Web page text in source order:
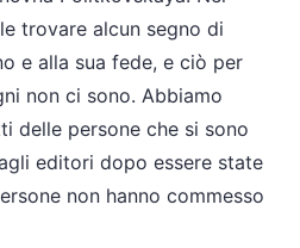
trovare alcun segno di
e alla sua fede, e ciò per
non ci sono. Abbiamo
delle persone che si sono
editori dopo essere state
non hanno commesso